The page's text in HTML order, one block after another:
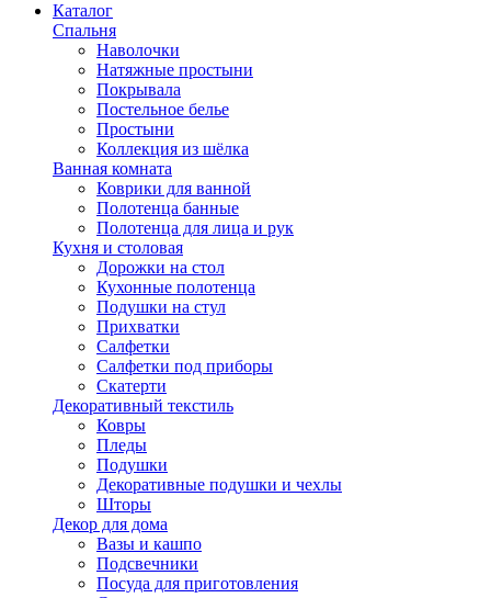
Каталог
Спальня
Наволочки
Натяжные простыни
Покрывала
Постельное белье
Простыни
Коллекция из шёлка
Ванная комната
Коврики для ванной
Полотенца банные
Полотенца для лица и рук
Кухня и столовая
Дорожки на стол
Кухонные полотенца
Подушки на стул
Прихватки
Салфетки
Салфетки под приборы
Скатерти
Декоративный текстиль
Ковры
Пледы
Подушки
Декоративные подушки и чехлы
Шторы
Декор для дома
Вазы и кашпо
Подсвечники
Посуда для приготовления